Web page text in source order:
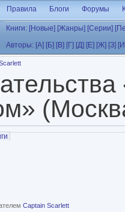
Правила Блоги Форумы
Книги: [Новые] [Жанры] [Серии]
Авторы: [А] [Б] [В] [Г] [Д] [Е] [Ж] [З]
Captain Scarlett